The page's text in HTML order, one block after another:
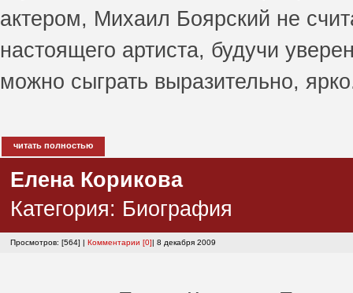
актером, Михаил Боярский не
настоящего артиста, будучи
можно сыграть выразительно,
читать полностью
Елена Корикова
Категория: Биография
Просмотров: [564] | Комментарии [0]| 8 декабря 2009